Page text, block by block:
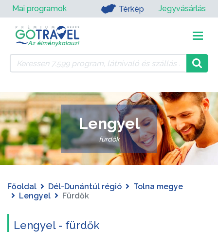
Mai programok Térkép Jegyvásárlás
Lengyel
fürdők
Főoldal Dél-Dunántúl régió
Tolna megye
Lengyel
Fürdők
Lengyel - fürdők